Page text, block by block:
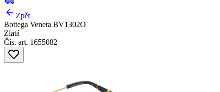
Zpět
Bottega Veneta BV1302O
Zlatá
Čís. art. 1655082